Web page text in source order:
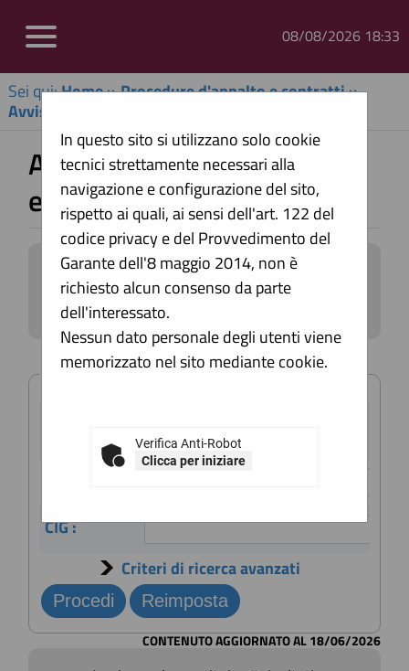
08/08/2026 18:33
Sei qui:Home»Procedure d'appalto e contratti»
Avvisi di aggiudicazione, esiti e affida...
In questo sito si utilizzano solo cookie
tecnici strettamente necessari alla
navigazione e configurazione del sito,
rispetto ai quali, ai sensi dell'art. 122 del
codice privacy e del Provvedimento del
Garante dell'8 maggio 2014, non è
richiesto alcun consenso da parte
dell'interessato.
Nessun dato personale degli utenti viene
memorizzato nel sito mediante cookie.
Verifica Anti-Robot
Clicca per iniziare
Avvisi di aggiudicazione,
esiti e affidamenti
All'interno di questa sezione è possibile
consultare gli esiti di gara secondo i
tempi previsti dalla normativa dei
contratti.
I dati di dettaglio delle procedure
pubbliche sono consultabili
Criteri di ricerca
appaltante :
CIG :
Criteri di ricerca avanzati
CONTENUTO AGGIORNATO AL 18/06/2026